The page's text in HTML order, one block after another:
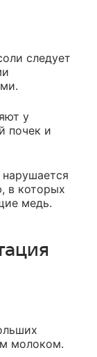
следует
у
почек и
в которых
медь.
молоком.